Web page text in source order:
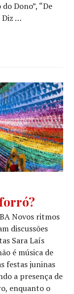
Dono”, “De
Diz …
no São
Novos ritmos
discussões
Sara Laís
é música de
festas juninas
a presença de
enquanto o